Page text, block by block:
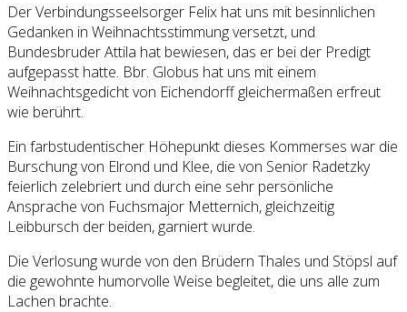
Der Verbindungsseelsorger Felix hat uns mit besinnlichen
Gedanken in Weihnachtsstimmung versetzt, und
Bundesbruder Attila hat bewiesen, das er bei der Predigt
aufgepasst hatte. Bbr. Globus hat uns mit einem
Weihnachtsgedicht von Eichendorff gleichermaßen erfreut
wie berührt.
Ein farbstudentischer Höhepunkt dieses Kommerses war die
Burschung von Elrond und Klee, die von Senior Radetzky
feierlich zelebriert und durch eine sehr persönliche
Ansprache von Fuchsmajor Metternich, gleichzeitig
Leibbursch der beiden, garniert wurde.
Die Verlosung wurde von den Brüdern Thales und Stöpsl auf
die gewohnte humorvolle Weise begleitet, die uns alle zum
Lachen brachte.